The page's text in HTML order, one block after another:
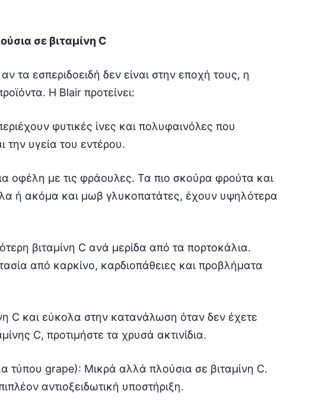
σε βιταμίνη C
τα εσπεριδοειδή δεν είναι στην εποχή τους, η
Η Blair προτείνει:
φυτικές ίνες και πολυφαινόλες που
την υγεία του εντέρου.
οφέλη με τις φράουλες. Τα πιο σκούρα φρούτα και
ή ακόμα και μωβ γλυκοπατάτες, έχουν υψηλότερα
βιταμίνη C ανά μερίδα από τα πορτοκάλια.
από καρκίνο, καρδιοπάθειες και προβλήματα
C και εύκολα στην κατανάλωση όταν δεν έχετε
C, προτιμήστε τα χρυσά ακτινίδια.
τύπου grape): Μικρά αλλά πλούσια σε βιταμίνη C.
αντιοξειδωτική υποστήριξη.